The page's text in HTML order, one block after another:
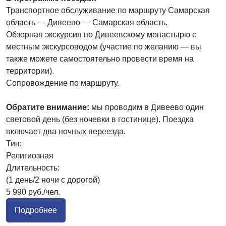
Транспортное обслуживание по маршруту Самарская
область — Дивеево — Самарская область.
Обзорная экскурсия по Дивеевскому монастырю с
местным экскурсоводом (участие по желанию — вы
также можете самостоятельно провести время на
территории).
Сопровождение по маршруту.
Обратите внимание: мы проводим в Дивеево один
световой день (без ночевки в гостинице). Поездка
включает два ночных переезда.
Тип:
Религиозная
Длительность:
(1 день/2 ночи с дорогой)
5 990 руб./чел.
Подробнее